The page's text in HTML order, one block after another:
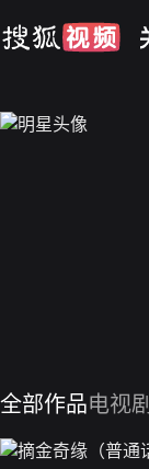
全部作品电视剧